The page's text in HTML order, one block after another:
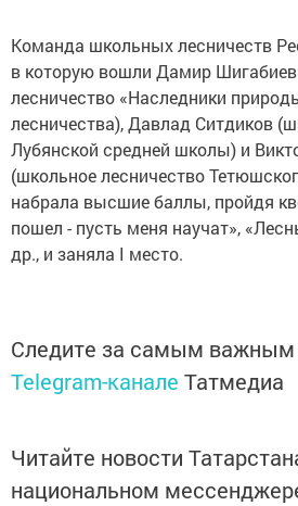
Команда школьных лесничеств
в которую вошли Дамир
лесничество «Наследники
лесничества), Давлад Ситдиков
Лубянской средней школы) и
(школьное лесничество
набрала высшие баллы, пройдя
пошел - пусть меня научат»,
др., и заняла I место.
Следите за самым важным
Telegram-канале Татмедиа
Читайте новости
национальном